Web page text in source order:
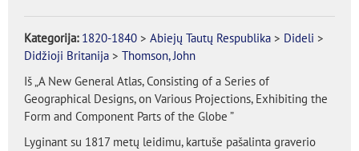
Kategorija: 1820-1840 > Abiejų Tautų Respublika > Dideli >
Didžioji Britanija > Thomson, John
Iš „A New General Atlas, Consisting of a Series of
Geographical Designs, on Various Projections, Exhibiting the
Form and Component Parts of the Globe ”
Lyginant su 1817 metų leidimu, kartuše pašalinta graverio